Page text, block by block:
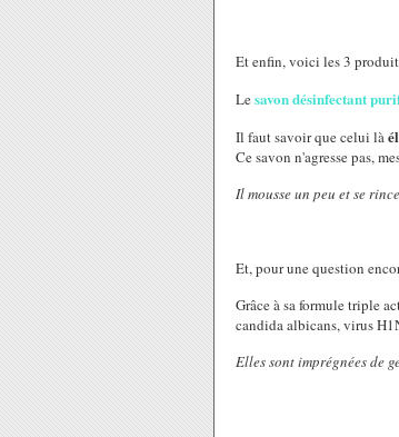
Et enfin, voici les 3
Lesavon désinfectant
Il faut savoir que celui là
Ce savon n'agresse pas,
Il mousse un peu et se
Et, pour une question
Grâce à sa formule triple
candida albicans, virus
Elles sont imprégnées de